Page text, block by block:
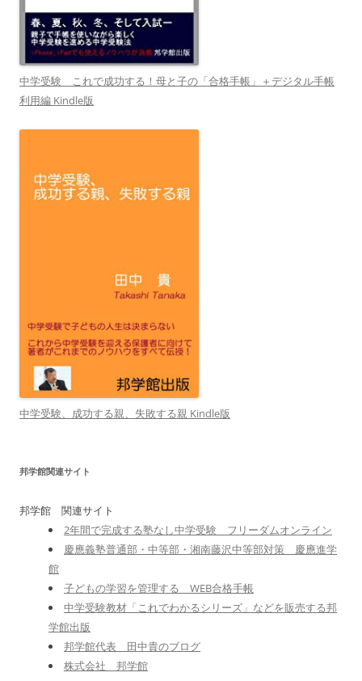
中学受験 これで成功する！母と子の「合格手帳」＋デジタル手帳
利用編 Kindle版
中学受験、成功する親、失敗する親 Kindle版
邦学館関連サイト
邦学館 関連サイト
2年間で完成する塾なし中学受験 フリーダムオンライン
慶應義塾普通部・中等部・湘南藤沢中等部対策 慶應進学
館
子どもの学習を管理する WEB合格手帳
中学受験教材「これでわかるシリーズ」などを販売する邦
学館出版
邦学館代表 田中貴のブログ
株式会社 邦学館